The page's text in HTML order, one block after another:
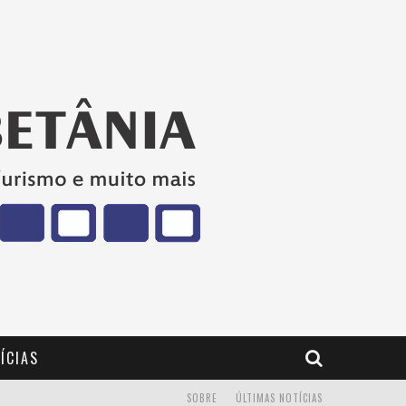
ÚLTIMAS NOTÍCIAS
SOBRE